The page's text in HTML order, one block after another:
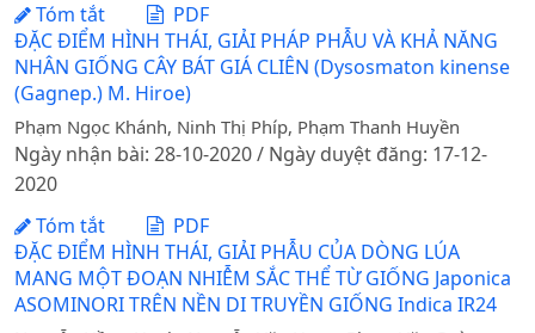
Tóm tắt
PDF
ĐẶC ĐIỂM HÌNH THÁI, GIẢI PHÁP PHẪU VÀ KHẢ NĂNG
NHÂN GIỐNG CÂY BÁT GIÁ CLIÊN (Dysosmaton kinense
(Gagnep.) M. Hiroe)
Phạm Ngọc Khánh, Ninh Thị Phíp, Phạm Thanh Huyền
Ngày nhận bài: 28-10-2020 / Ngày duyệt đăng: 17-12-
2020
Tóm tắt
PDF
ĐẶC ĐIỂM HÌNH THÁI, GIẢI PHẪU CỦA DÒNG LÚA
MANG MỘT ĐOẠN NHIỄM SẮC THỂ TỪ GIỐNG Japonica
ASOMINORI TRÊN NỀN DI TRUYỀN GIỐNG Indica IR24